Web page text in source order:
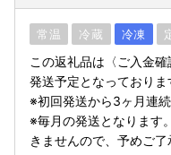
常温 冷蔵 冷凍
この返礼品は〈ご入金
発送予定となっておりま
※初回発送から3ヶ月連
※毎月の発送となります
きませんので、予めご了